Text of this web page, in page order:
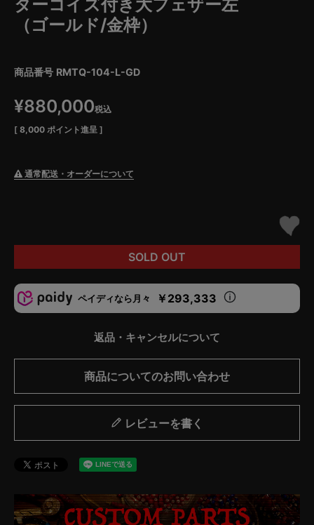
ターコイズ付き大フェザー左
（ゴールド/金枠）
商品番号 RMTQ-104-L-GD
¥880,000税込
[ 8,000 ポイント進呈 ]
通常配送・オーダーについて
SOLD OUT
ペイディなら月々 ￥293,333
返品・キャンセルについて
商品についてのお問い合わせ
レビューを書く